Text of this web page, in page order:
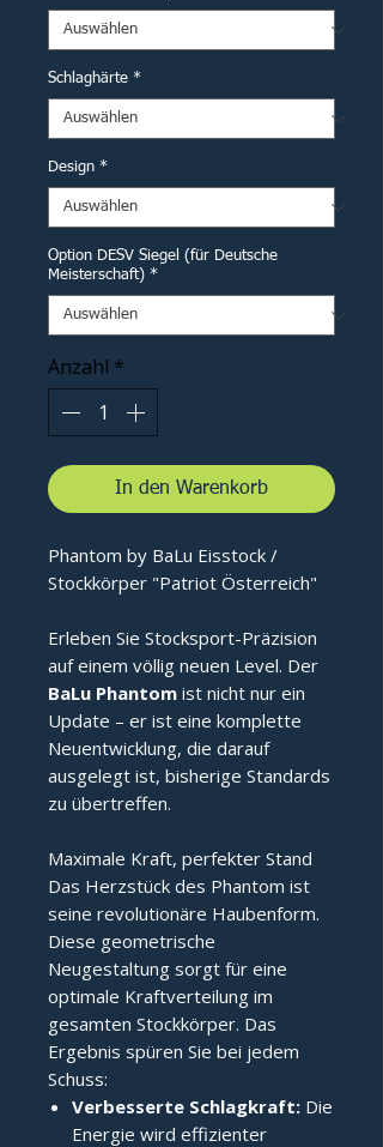
Schlaghärte *
Design *
Option DESV Siegel (für Deutsche
Meisterschaft) *
Anzahl *
In den Warenkorb
Phantom by BaLu Eisstock /
Stockkörper "Patriot Österreich"
Erleben Sie Stocksport-Präzision
auf einem völlig neuen Level. Der
BaLu Phantom ist nicht nur ein
Update – er ist eine komplette
Neuentwicklung, die darauf
ausgelegt ist, bisherige Standards
zu übertreffen.
Maximale Kraft, perfekter Stand
Das Herzstück des Phantom ist
seine revolutionäre Haubenform.
Diese geometrische
Neugestaltung sorgt für eine
optimale Kraftverteilung im
gesamten Stockkörper. Das
Ergebnis spüren Sie bei jedem
Schuss:
Verbesserte Schlagkraft: Die
Energie wird effizienter